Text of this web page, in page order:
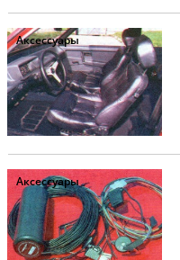
Аксессуары
Аксессуары